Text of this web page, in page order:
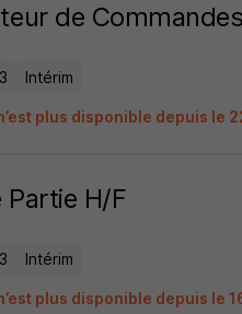
de
Intérim
plus disponible depuis le
Partie H/F
Intérim
plus disponible depuis le